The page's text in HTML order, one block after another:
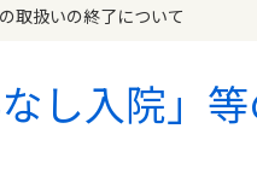
取扱いの終了について
し入院」